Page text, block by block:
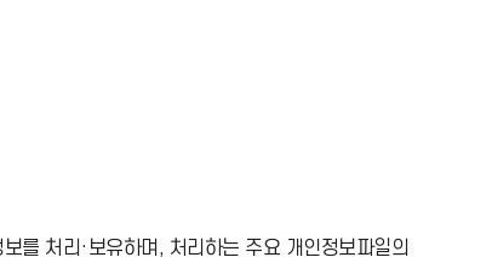
를 처리·보유하며, 처리하는 주요 개인정보파일의